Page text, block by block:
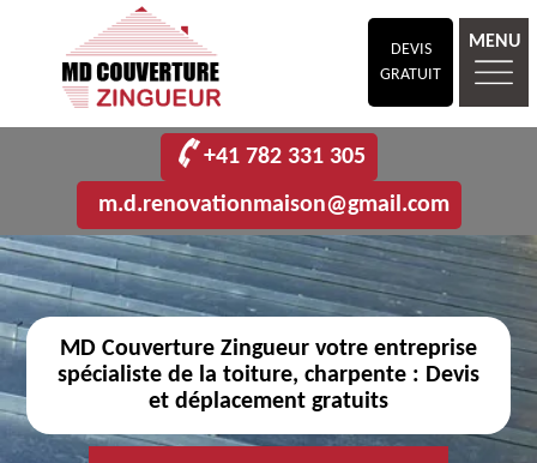
DEVIS
GRATUIT
MENU
+41 782 331 305
m.d.renovationmaison@gmail.com
MD Couverture Zingueur votre entreprise
spécialiste de la toiture, charpente : Devis
et déplacement gratuits